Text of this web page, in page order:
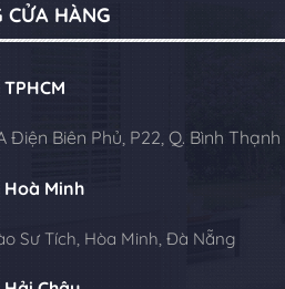
CỬA HÀNG
Điện Biên Phủ, P22, Q. Bình Thạnh
Hoà Minh
Sư Tích, Hòa Minh, Đà Nẵng